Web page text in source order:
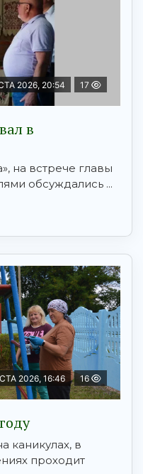
2026, 20:54 17
в
на встрече главы
обсуждались ...
2026, 16:46 16
каникулах, в
проходит